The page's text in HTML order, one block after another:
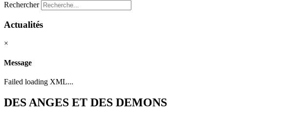
Rechercher
Actualités
×
Message
Failed loading XML...
DES ANGES ET DES DEMONS